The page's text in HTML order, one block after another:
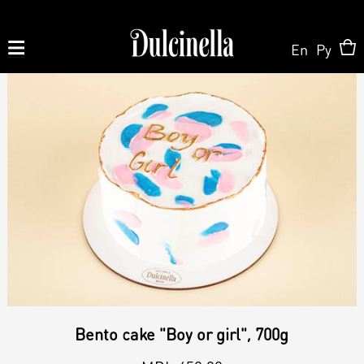
Produse la comandă:
062 10 02 11|060 02 58 58
La Comandă
La Comandă
Tort la Comandă
Bento cake
Magazin Online
Patisserie & Cofetărie
En Ру
Bento cake "Boy or girl", 700g